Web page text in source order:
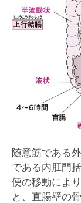
随意筋である
である内肛門
便の移動によ
と、直腸壁の